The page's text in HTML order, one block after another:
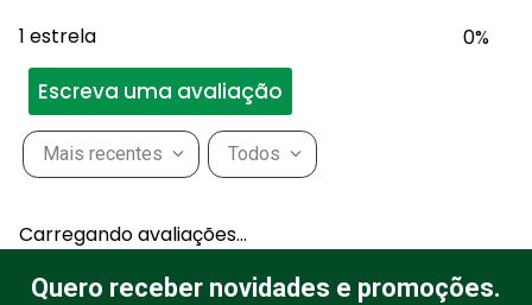
1 estrela 0%
Escreva uma avaliação
Mais recentes Todos
Carregando avaliações…
Quero receber novidades e promoções.